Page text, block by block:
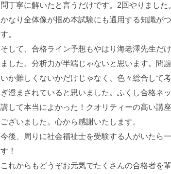
問丁寧に解いたと言うだけです。2回やりました
かなり全体像が掴め本試験にも通用する知識が
す。
そして、合格ライン予想もやはり海老澤先生だ
ました。分析力が半端じゃないと思います。問
いか難しくないかだけじゃなく、色々総合して
ぎ澄まされていると思いました。ふくし合格ネ
講して本当によかった！クオリティーの高い講
ございました。心から感謝いたします。
今後、周りに社会福祉士を受験する人がいたら
す！
これからもどうぞお元気でたくさんの合格者を